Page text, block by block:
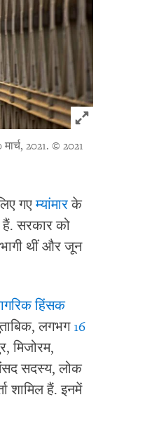
Click to expand
2021. © 2021
गएम्यांमारके
हैं. सरकार को
थीं और जून
हिंसक
लगभग 16
मिजोरम,
सदस्य, लोक
शामिल हैं. इनमें